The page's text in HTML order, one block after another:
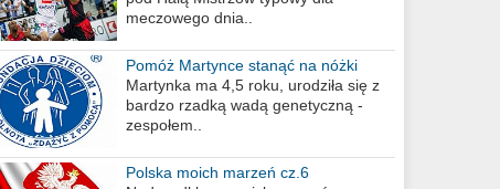
meczowego dnia..
Pomóż Martynce stanąć na nóżki
Martynka ma 4,5 roku, urodziła się z
bardzo rzadką wadą genetyczną -
zespołem..
Polska moich marzeń cz.6